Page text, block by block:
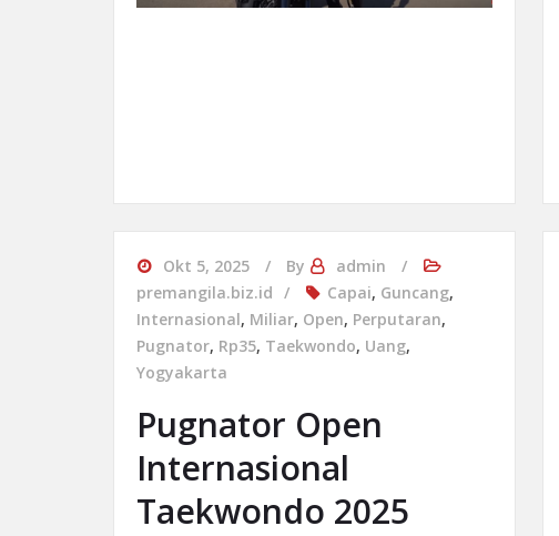
Okt 5, 2025 By
admin
premangila.biz.id
Capai, Guncang,
Internasional, Miliar, Open, Perputaran,
Pugnator, Rp35, Taekwondo, Uang,
Yogyakarta
Pugnator Open
Internasional
Taekwondo 2025